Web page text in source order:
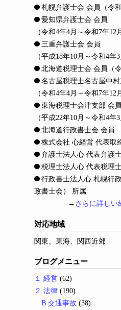
札幌弁護士会 会員
（令
愛知県弁護士会 会員
（令和4年4月～令和7年12
三重弁護士会 会員
（平成18年10月～令和4年3
北海道税理士会 会員
（
名古屋税理士名古屋中
（令和4年4月～令和7年12
東海税理士会津支部 会員
（平成22年10月～令和4年3
北海道行政書士会 会員
株式会社 心経営 代表取
弁護士法人心 代表弁護
税理士法人心 代表税理
行政書士法人心 札幌行
政書士会） 所属
→ さらに詳しい
対応地域
関東、東海、関西近郊
ブログメニュー
１ 経営 (62)
２ 法律 (190)
B 交通事故 (38)